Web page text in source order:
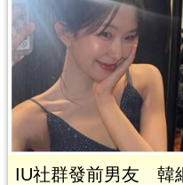
IU社群發前男友 韓